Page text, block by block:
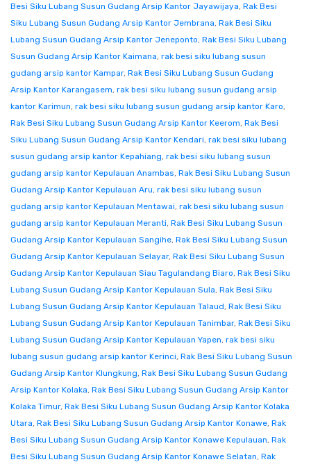
Besi Siku Lubang Susun Gudang Arsip Kantor Jayawijaya, Rak Besi
Siku Lubang Susun Gudang Arsip Kantor Jembrana, Rak Besi Siku
Lubang Susun Gudang Arsip Kantor Jeneponto, Rak Besi Siku Lubang
Susun Gudang Arsip Kantor Kaimana, rak besi siku lubang susun
gudang arsip kantor Kampar, Rak Besi Siku Lubang Susun Gudang
Arsip Kantor Karangasem, rak besi siku lubang susun gudang arsip
kantor Karimun, rak besi siku lubang susun gudang arsip kantor Karo,
Rak Besi Siku Lubang Susun Gudang Arsip Kantor Keerom, Rak Besi
Siku Lubang Susun Gudang Arsip Kantor Kendari, rak besi siku lubang
susun gudang arsip kantor Kepahiang, rak besi siku lubang susun
gudang arsip kantor Kepulauan Anambas, Rak Besi Siku Lubang Susun
Gudang Arsip Kantor Kepulauan Aru, rak besi siku lubang susun
gudang arsip kantor Kepulauan Mentawai, rak besi siku lubang susun
gudang arsip kantor Kepulauan Meranti, Rak Besi Siku Lubang Susun
Gudang Arsip Kantor Kepulauan Sangihe, Rak Besi Siku Lubang Susun
Gudang Arsip Kantor Kepulauan Selayar, Rak Besi Siku Lubang Susun
Gudang Arsip Kantor Kepulauan Siau Tagulandang Biaro, Rak Besi Siku
Lubang Susun Gudang Arsip Kantor Kepulauan Sula, Rak Besi Siku
Lubang Susun Gudang Arsip Kantor Kepulauan Talaud, Rak Besi Siku
Lubang Susun Gudang Arsip Kantor Kepulauan Tanimbar, Rak Besi Siku
Lubang Susun Gudang Arsip Kantor Kepulauan Yapen, rak besi siku
lubang susun gudang arsip kantor Kerinci, Rak Besi Siku Lubang Susun
Gudang Arsip Kantor Klungkung, Rak Besi Siku Lubang Susun Gudang
Arsip Kantor Kolaka, Rak Besi Siku Lubang Susun Gudang Arsip Kantor
Kolaka Timur, Rak Besi Siku Lubang Susun Gudang Arsip Kantor Kolaka
Utara, Rak Besi Siku Lubang Susun Gudang Arsip Kantor Konawe, Rak
Besi Siku Lubang Susun Gudang Arsip Kantor Konawe Kepulauan, Rak
Besi Siku Lubang Susun Gudang Arsip Kantor Konawe Selatan, Rak